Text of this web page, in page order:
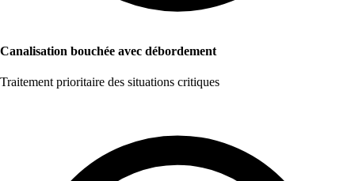
Canalisation bouchée avec débordement
Traitement prioritaire des situations critiques